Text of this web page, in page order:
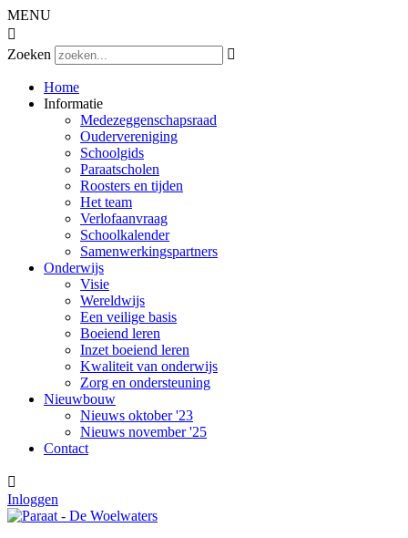
MENU

Zoeken

Home
Informatie
Medezeggenschapsraad
Oudervereniging
Schoolgids
Paraatscholen
Roosters en tijden
Het team
Verlofaanvraag
Schoolkalender
Samenwerkingspartners
Onderwijs
Visie
Wereldwijs
Een veilige basis
Boeiend leren
Inzet boeiend leren
Kwaliteit van onderwijs
Zorg en ondersteuning
Nieuwbouw
Nieuws oktober '23
Nieuws november '25
Contact

Inloggen